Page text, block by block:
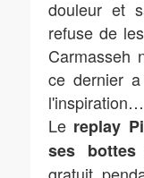
douleur et
refuse de
Carmasseh
ce dernier
l'inspiration…
Le replay
ses bottes